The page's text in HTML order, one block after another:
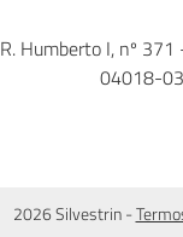
R. Humberto I, nº 371
04018-
2026 Silvestrin -